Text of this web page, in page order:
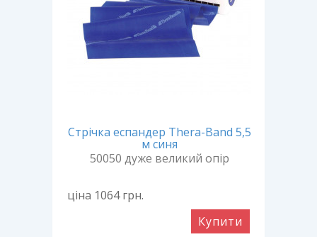
Стрічка еспандер Thera-Band 5,5
м синя
50050 дуже великий опір
ціна 1064грн.
Купити